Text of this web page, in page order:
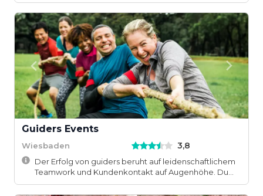
Guiders Events
Wiesbaden 3,8
Der Erfolg von guiders beruht auf leidenschaftlichem
Teamwork und Kundenkontakt auf Augenhöhe. Du...